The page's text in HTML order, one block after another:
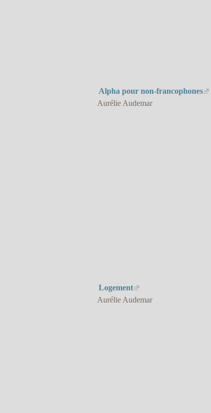
Alpha pour non-francophones
Aurélie Audemar
Logement
Aurélie Audemar